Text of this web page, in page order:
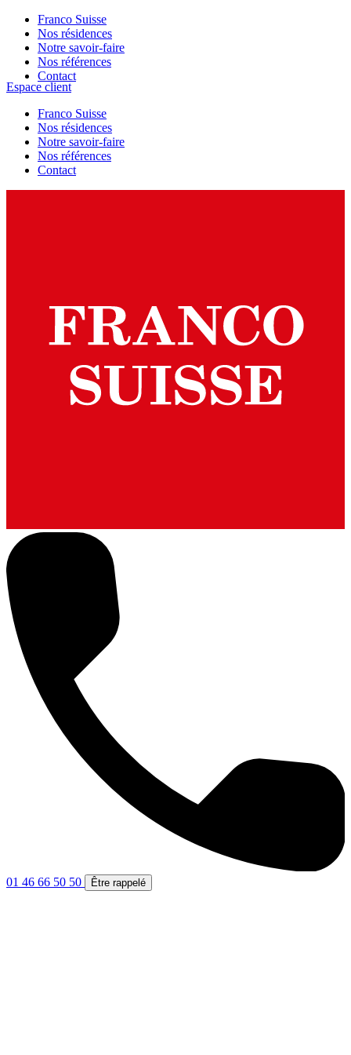
Franco Suisse
Nos résidences
Notre savoir-faire
Nos références
Contact
Espace client
Franco Suisse
Nos résidences
Notre savoir-faire
Nos références
Contact
01 46 66 50 50 Être rappelé